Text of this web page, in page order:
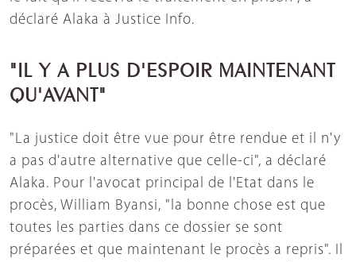
déclaré Alaka à Justice Info.
"IL Y A PLUS D'ESPOIR MAINTENANT
QU'AVANT"
"La justice doit être vue pour être rendue et il n'y
a pas d'autre alternative que celle-ci", a déclaré
Alaka. Pour l'avocat principal de l'Etat dans le
procès, William Byansi, "la bonne chose est que
toutes les parties dans ce dossier se sont
préparées et que maintenant le procès a repris". Il